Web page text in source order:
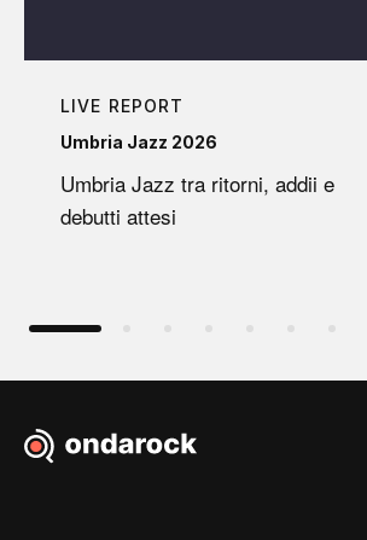
LIVE REPORT
Umbria Jazz 2026
Umbria Jazz tra ritorni, addii e
debutti attesi